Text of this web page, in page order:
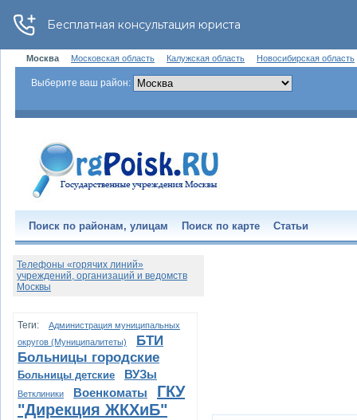
Москва Московская область Калужская область Новосибирская область
Выберите ваш район:
Поиск по районам, улицам Поиск по карте Статьи
Телефоны «горячих линий»
учреждений, организаций и ведомств
Москвы
Теги:
Администрация муниципальных
округов (Муниципалитеты)
БТИ
Больницы городские
Больницы детские ВУЗы
Ветклиники Военкоматы
ГКУ
"Дирекция ЖКХиБ"